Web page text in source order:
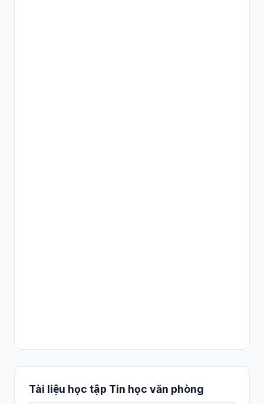
Tài liệu học tập Tin học văn phòng